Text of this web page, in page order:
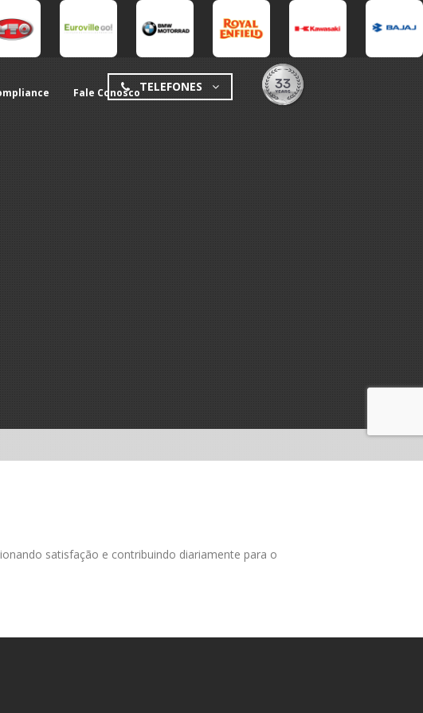
TELEFONES
Fale Conosco
satisfação e contribuindo diariamente para o